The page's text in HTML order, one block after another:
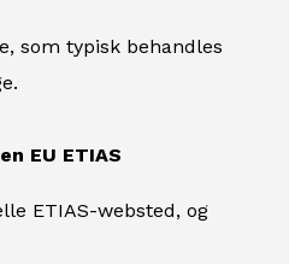
som typisk behandles
EU ETIAS
ETIAS-websted, og